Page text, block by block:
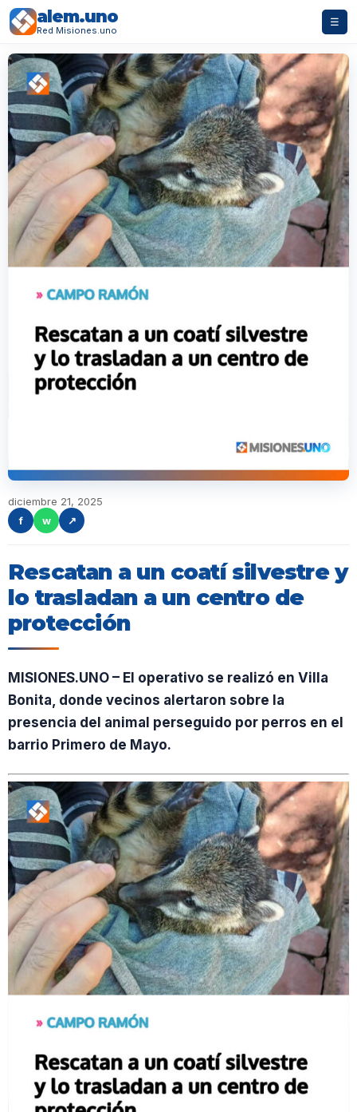
alem.uno
Red Misiones.uno
☰
diciembre 21, 2025
f
w ↗
Rescatan a un coatí silvestre y
lo trasladan a un centro de
protección
MISIONES.UNO – El operativo se realizó en Villa
Bonita, donde vecinos alertaron sobre la
presencia del animal perseguido por perros en el
barrio Primero de Mayo.